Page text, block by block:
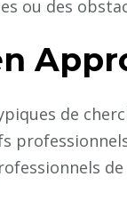
ou des
de